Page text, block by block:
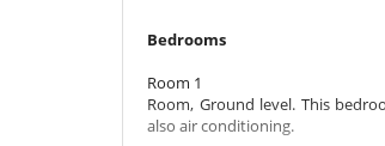
Bedrooms
Room 1
Room, Ground level. This
also air conditioning.